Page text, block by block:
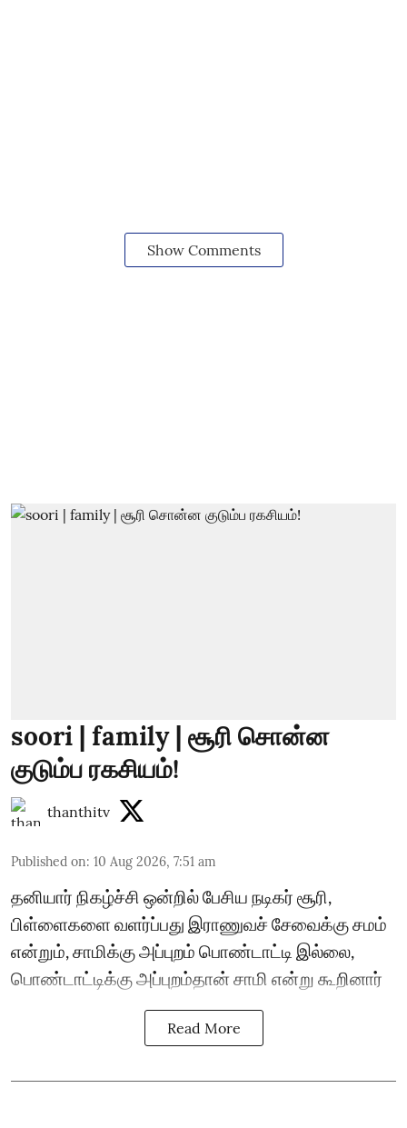
Show Comments
soori | family | சூரி சொன்ன
குடும்ப ரகசியம்!
thanthitv
Published on: 10 Aug 2026, 7:51 am
தனியார் நிகழ்ச்சி ஒன்றில் பேசிய நடிகர் சூரி,
பிள்ளைகளை வளர்ப்பது இராணுவச் சேவைக்கு சமம்
என்றும், சாமிக்கு அப்புறம் பொண்டாட்டி இல்லை,
பொண்டாட்டிக்கு அப்புறம்தான் சாமி என்று கூறினார்
Read More